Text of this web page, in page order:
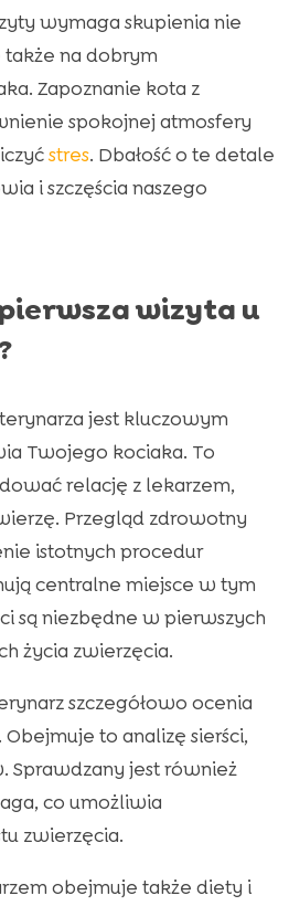
wymaga skupienia nie
na dobrym
Zapoznanie kota z
spokojnej atmosfery
stres. Dbałość o te detale
i szczęścia naszego
wizyta u
jest kluczowym
Twojego kociaka. To
relację z lekarzem,
Przegląd zdrowotny
istotnych procedur
centralne miejsce w tym
są niezbędne w pierwszych
życia zwierzęcia.
szczegółowo ocenia
to analizę sierści,
Sprawdzany jest również
co umożliwia
zwierzęcia.
obejmuje także diety i